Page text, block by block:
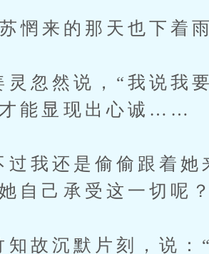
来的那天也下着
忽然说，“我说我要
能显现出心诚……
我还是偷偷跟着她
自己承受这一切呢
故沉默片刻，说：“